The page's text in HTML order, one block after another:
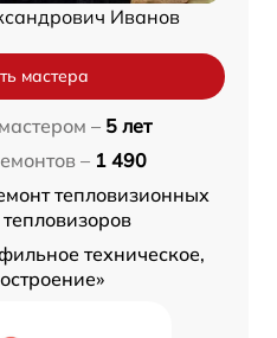
Иванов
мастера
– 5 лет
– 1 490
тепловизионных
техническое,